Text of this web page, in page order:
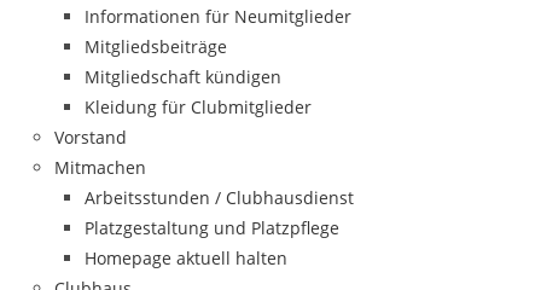
Informationen für Neumitglieder
Mitgliedsbeiträge
Mitgliedschaft kündigen
Kleidung für Clubmitglieder
Vorstand
Mitmachen
Arbeitsstunden / Clubhausdienst
Platzgestaltung und Platzpflege
Homepage aktuell halten